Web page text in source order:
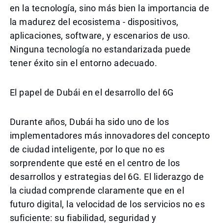
en la tecnología, sino más bien la importancia de
la madurez del ecosistema - dispositivos,
aplicaciones, software, y escenarios de uso.
Ninguna tecnología no estandarizada puede
tener éxito sin el entorno adecuado.
El papel de Dubái en el desarrollo del 6G
Durante años, Dubái ha sido uno de los
implementadores más innovadores del concepto
de ciudad inteligente, por lo que no es
sorprendente que esté en el centro de los
desarrollos y estrategias del 6G. El liderazgo de
la ciudad comprende claramente que en el
futuro digital, la velocidad de los servicios no es
suficiente: su fiabilidad, seguridad y